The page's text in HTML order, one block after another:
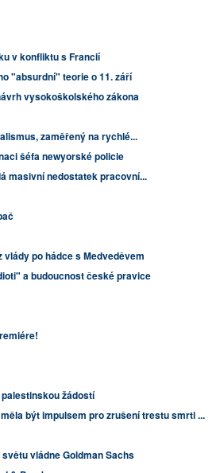
v konfliktu s Francií
"absurdní" teorie o 11. září
vysokoškolského zákona
zaměřený na rychlé...
šéfa newyorské policie
masivní nedostatek pracovní...
po hádce s Medveděvem
a budoucnost české pravice
žádostí
být impulsem pro zrušení trestu smrti ...
vládne Goldman Sachs